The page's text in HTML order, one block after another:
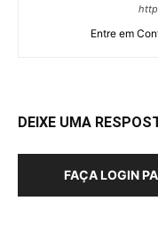
Entre em
DEIXE UMA
FAÇA LOGIN